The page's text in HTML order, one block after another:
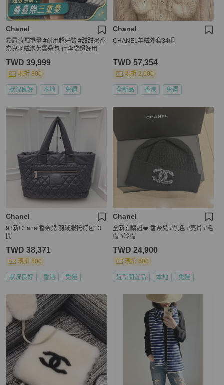
Chanel
🉑肩背🈚️重量 #耐用超好裝 #甜甜💰香
奈兒羽絨泡芙雲朵包 行李袋超好用
TWD 39,999
現折 800
狀況良好 本地 免運
Chanel
CHANEL羊絨外套34碼
TWD 57,354
現折 2,000
全新品 香港 免運
Chanel
98新Chanel香奈兒 羽絨服托特包13
開
TWD 38,371
現折 800
狀況良好 香港 免運
Chanel
全新🈶購證❤️ 香奈兒 #黑色 #亮片 #毛
帽 #冷帽
TWD 24,900
現折 800
近新閒置品 本地 免運